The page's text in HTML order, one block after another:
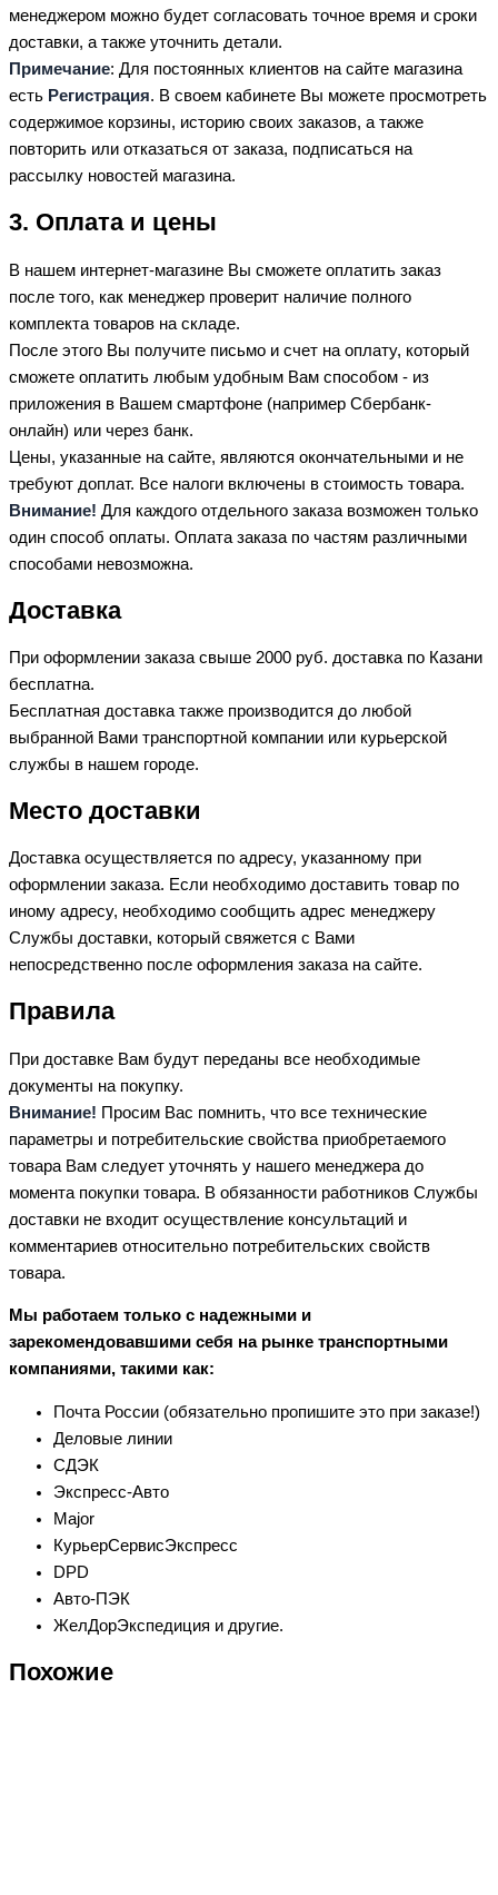
менеджером можно будет согласовать точное время и сроки
доставки, а также уточнить детали.
Примечание: Для постоянных клиентов на сайте магазина
есть Регистрация. В своем кабинете Вы можете просмотреть
содержимое корзины, историю своих заказов, а также
повторить или отказаться от заказа, подписаться на
рассылку новостей магазина.
3. Оплата и цены
В нашем интернет-магазине Вы сможете оплатить заказ
после того, как менеджер проверит наличие полного
комплекта товаров на складе.
После этого Вы получите письмо и счет на оплату, который
сможете оплатить любым удобным Вам способом - из
приложения в Вашем смартфоне (например Сбербанк-
онлайн) или через банк.
Цены, указанные на сайте, являются окончательными и не
требуют доплат. Все налоги включены в стоимость товара.
Внимание! Для каждого отдельного заказа возможен только
один способ оплаты. Оплата заказа по частям различными
способами невозможна.
Доставка
При оформлении заказа свыше 2000 руб. доставка по Казани
бесплатна.
Бесплатная доставка также производится до любой
выбранной Вами транспортной компании или курьерской
службы в нашем городе.
Место доставки
Доставка осуществляется по адресу, указанному при
оформлении заказа. Если необходимо доставить товар по
иному адресу, необходимо сообщить адрес менеджеру
Службы доставки, который свяжется с Вами
непосредственно после оформления заказа на сайте.
Правила
При доставке Вам будут переданы все необходимые
документы на покупку.
Внимание! Просим Вас помнить, что все технические
параметры и потребительские свойства приобретаемого
товара Вам следует уточнять у нашего менеджера до
момента покупки товара. В обязанности работников Службы
доставки не входит осуществление консультаций и
комментариев относительно потребительских свойств
товара.
Мы работаем только с надежными и
зарекомендовавшими себя на рынке транспортными
компаниями, такими как:
Почта России (обязательно пропишите это при заказе!)
Деловые линии
СДЭК
Экспресс-Авто
Major
КурьерСервисЭкспресс
DPD
Авто-ПЭК
ЖелДорЭкспедиция и другие.
Похожие